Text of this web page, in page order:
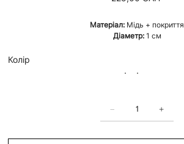
Матеріал: Мідь + покриття
Діаметр: 1 см
Колір